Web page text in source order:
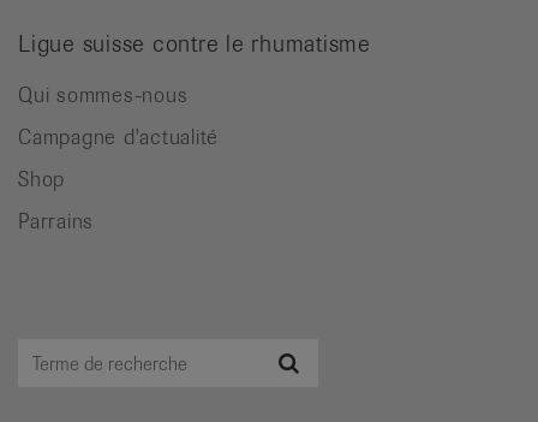
Ligue suisse contre le rhumatisme
Qui sommes-nous
Campagne d'actualité
Shop
Parrains
Terme